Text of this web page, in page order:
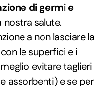
di germi e
salute.
a non lasciare la
le superfici e i
evitare taglieri
assorbenti) e se per